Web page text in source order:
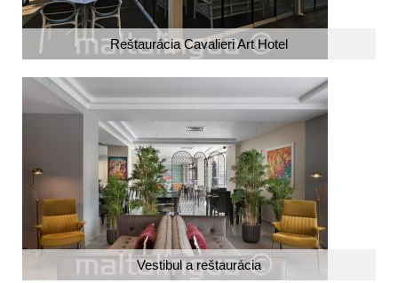
Reštaurácia Cavalieri Art Hotel
Vestibul a reštaurácia